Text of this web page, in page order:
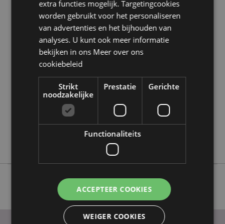
Lees dan onzeklanten informatie gids.
Product eigenschappen
Hoogte met deksel 13cm Hoogte 8.5cm
Breedte 14.5cm Diepte 11cm
0.523000
Nee
extra functies mogelijk. Targetingcookies
worden gebruikt voor het personaliseren
van advertenties en het bijhouden van
analyses. U kunt ook meer informatie
bekijken in ons Meer over ons
cookiebeleid
Strikt
noodzakelijke
Prestatie Gerichte
Functionaliteits
ACCEPTEER COOKIES
WEIGER COOKIES